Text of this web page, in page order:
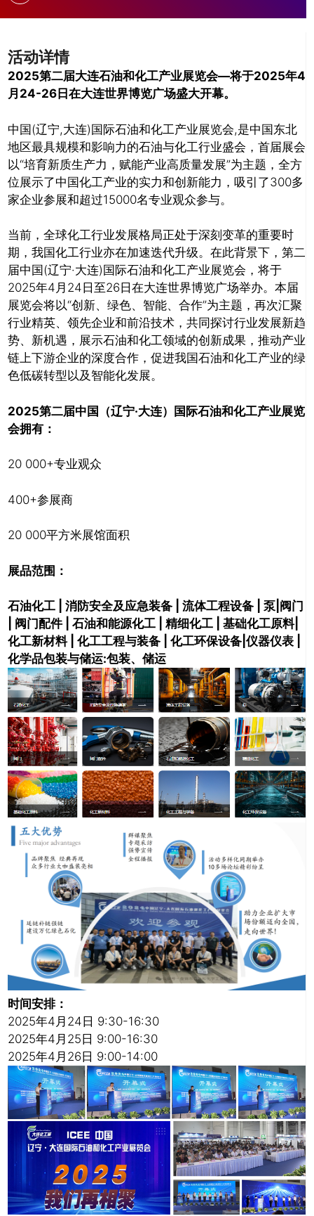
活动详情
2025第二届大连石油和化工产业展览会—将于2025年4
月24-26日在大连世界博览广场盛大开幕。
中国(辽宁,大连)国际石油和化工产业展览会,是中国东北
地区最具规模和影响力的石油与化工行业盛会，首届展会
以“培育新质生产力，赋能产业高质量发展”为主题，全方
位展示了中国化工产业的实力和创新能力，吸引了300多
家企业参展和超过15000名专业观众参与。
当前，全球化工行业发展格局正处于深刻变革的重要时
期，我国化工行业亦在加速迭代升级。在此背景下，第二
届中国(辽宁·大连)国际石油和化工产业展览会，将于
2025年4月24日至26日在大连世界博览广场举办。本届
展览会将以“创新、绿色、智能、合作”为主题，再次汇聚
行业精英、领先企业和前沿技术，共同探讨行业发展新趋
势、新机遇，展示石油和化工领域的创新成果，推动产业
链上下游企业的深度合作，促进我国石油和化工产业的绿
色低碳转型以及智能化发展。
2025第二届中国（辽宁·大连）国际石油和化工产业展览
会拥有：
20 000+专业观众
400+参展商
20 000平方米展馆面积
展品范围：
石油化工 | 消防安全及应急装备 | 流体工程设备 | 泵| 阀门
阀门配件 | 石油和能源化工 | 精细化工 | 基础化工原料|
化工新材料 | 化工工程与装备 | 化工环保设备| 仪器仪表 |
化学品包装与储运:包装、 储运
时间安排：
2025年4月24日 9:30-16:30
2025年4月25日 9:00-16:30
2025年4月26日 9:00-14:00
推广链接：